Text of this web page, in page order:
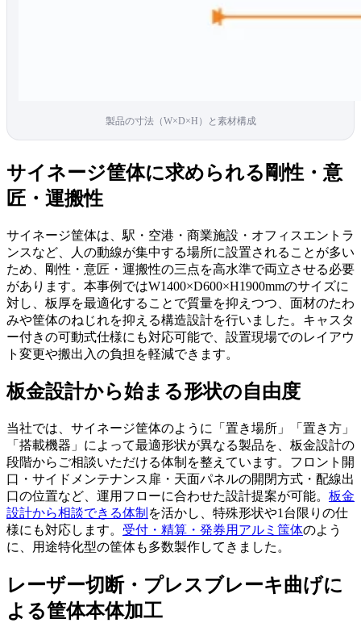
製品の寸法（W×D×H）と素材構成
サイネージ筐体に求められる剛性・意
匠・運搬性
サイネージ筐体は、駅・空港・商業施設・オフィスエントラ
ンスなど、人の動線が集中する場所に設置されることが多い
ため、剛性・意匠・運搬性の三点を高水準で両立させる必要
があります。本事例ではW1400×D600×H1900mmのサイズに
対し、板厚を最適化することで質量を抑えつつ、面材のたわ
みや筐体のねじれを抑える構造設計を行いました。キャスタ
ー付きの可動式仕様にも対応可能で、設置現場でのレイアウ
ト変更や搬出入の負担を軽減できます。
板金設計から始まる形状の自由度
当社では、サイネージ筐体のように「置き場所」「置き方」
「搭載機器」によって最適形状が異なる製品を、板金設計の
段階からご相談いただける体制を整えています。フロント開
口・サイドメンテナンス扉・天面パネルの開閉方式・配線出
口の位置など、運用フローに合わせた設計提案が可能。 板金
設計から相談できる体制 を活かし、特殊形状や1台限りの仕
様にも対応します。 受付・精算・発券用アルミ筺体のよう
に、用途特化型の筐体も多数製作してきました。
レーザー切断・プレスブレーキ曲げに
よる筐体本体加工